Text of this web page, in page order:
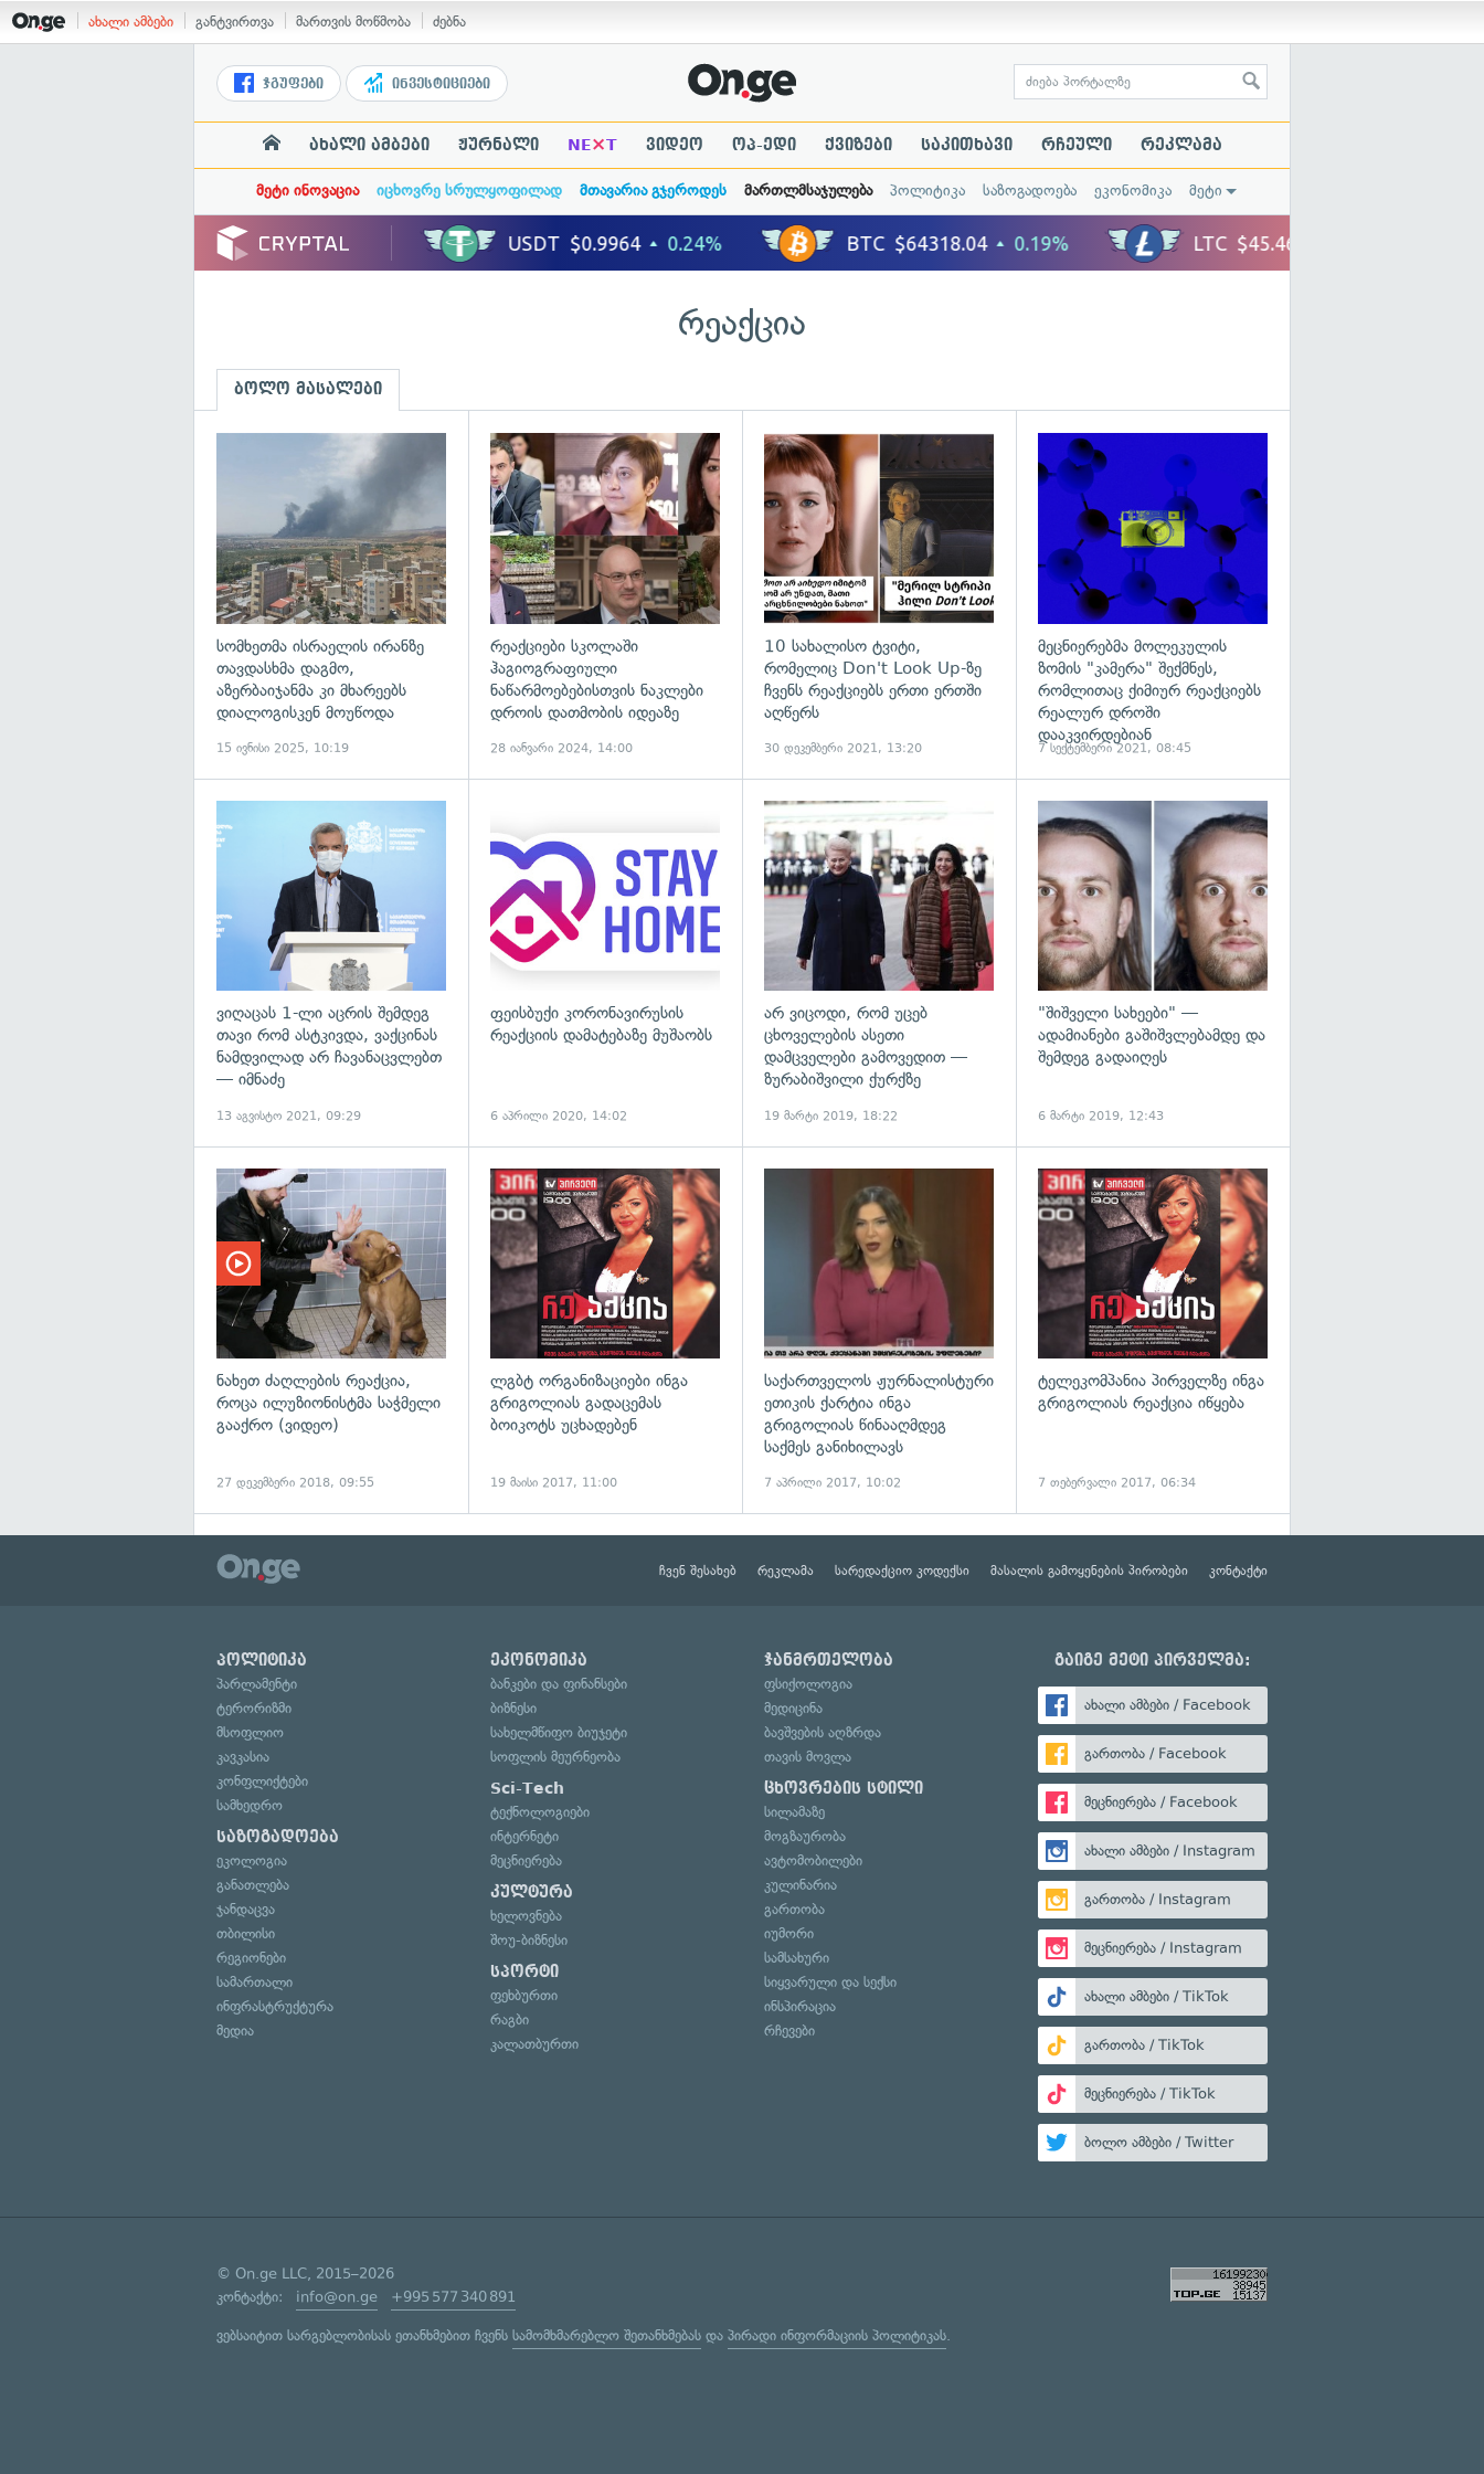
ახალი ამბები განტვირთვა მართვის მოწმობა ძებნა
ჯგუფები ინვესტიციები
ახალი ამბები ჟურნალი NE×T ვიდეო ოპ-ედი ქვიზები საკითხავი რჩეული რეკლამა
მეტი ინოვაცია იცხოვრე სრულყოფილად მთავარია გჯეროდეს მართლმსაჯულება პოლიტიკა საზოგადოება ეკონომიკა მეტი
რეაქცია
ბოლო მასალები
გადახედვა
სომხეთმა ისრაელის ირანზე
თავდასხმა დაგმო,
აზერბაიჯანმა კი მხარეებს
დიალოგისკენ მოუწოდა
15 ივნისი 2025, 10:19
გადახედვა
რეაქციები სკოლაში
ჰაგიოგრაფიული
ნაწარმოებებისთვის ნაკლები
დროის დათმობის იდეაზე
28 იანვარი 2024, 14:00
გადახედვა
10 სახალისო ტვიტი,
რომელიც Don't Look Up-ზე
ჩვენს რეაქციებს ერთი ერთში
აღწერს
30 დეკემბერი 2021, 13:20
მეცნიერებმა მოლეკულის
ზომის "კამერა" შექმნეს,
რომლითაც ქიმიურ რეაქციებს
რეალურ დროში
დააკვირდებიან
7 სექტემბერი 2021, 08:45
ვიღაცას 1-ლი აცრის შემდეგ
თავი რომ ასტკივდა, ვაქცინას
ნამდვილად არ ჩავანაცვლებთ
— იმნაძე
13 აგვისტო 2021, 09:29
გადახედვა
ფეისბუქი კორონავირუსის
რეაქციის დამატებაზე მუშაობს
6 აპრილი 2020, 14:02
გადახედვა
არ ვიცოდი, რომ უცებ
ცხოველების ასეთი
დამცველები გამოვედით —
ზურაბიშვილი ქურქზე
19 მარტი 2019, 18:22
"შიშველი სახეები" —
ადამიანები გაშიშვლებამდე და
შემდეგ გადაიღეს
6 მარტი 2019, 12:43
ნახეთ ძაღლების რეაქცია,
როცა ილუზიონისტმა საჭმელი
გააქრო (ვიდეო)
27 დეკემბერი 2018, 09:55
ლგბტ ორგანიზაციები ინგა
გრიგოლიას გადაცემას
ბოიკოტს უცხადებენ
19 მაისი 2017, 11:00
გადახედვა
საქართველოს ჟურნალისტური
ეთიკის ქარტია ინგა
გრიგოლიას წინააღმდეგ
საქმეს განიხილავს
7 აპრილი 2017, 10:02
ტელეკომპანია პირველზე ინგა
გრიგოლიას რეაქცია იწყება
7 თებერვალი 2017, 06:34
ჩვენ შესახებ რეკლამა სარედაქციო კოდექსი მასალის გამოყენების პირობები კონტაქტი
პოლიტიკა
პარლამენტი
ტერორიზმი
მსოფლიო
კავკასია
კონფლიქტები
სამხედრო
საზოგადოება
ეკოლოგია
განათლება
ჯანდაცვა
თბილისი
რეგიონები
სამართალი
ინფრასტრუქტურა
მედია
ეკონომიკა
ბანკები და ფინანსები
ბიზნესი
სახელმწიფო ბიუჯეტი
სოფლის მეურნეობა
Sci-Tech
ტექნოლოგიები
ინტერნეტი
მეცნიერება
კულტურა
ხელოვნება
შოუ-ბიზნესი
სპორტი
ფეხბურთი
რაგბი
კალათბურთი
ჯანმრთელობა
ფსიქოლოგია
მედიცინა
ბავშვების აღზრდა
თავის მოვლა
ცხოვრების სტილი
სილამაზე
მოგზაურობა
ავტომობილები
კულინარია
გართობა
იუმორი
სამსახური
სიყვარული და სექსი
ინსპირაცია
რჩევები
გაიგე მეტი პირველმა:
ახალი ამბები / Facebook
გართობა / Facebook
მეცნიერება / Facebook
ახალი ამბები / Instagram
გართობა / Instagram
მეცნიერება / Instagram
ახალი ამბები / TikTok
გართობა / TikTok
მეცნიერება / TikTok
ბოლო ამბები / Twitter
© On.ge LLC, 2015–2026
კონტაქტი: info@on.ge +995 577 340 891
ვებსაიტით სარგებლობისას ეთანხმებით ჩვენს სამომხმარებლო შეთანხმებას და პირადი ინფორმაციის პოლიტიკას.